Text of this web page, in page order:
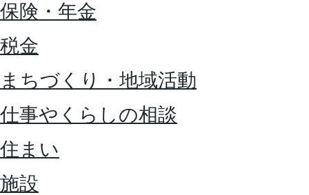
保険・年金
税金
まちづくり・地域活動
仕事やくらしの相談
住まい
施設